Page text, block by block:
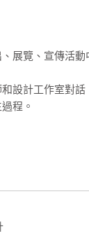
展覽、宣傳活
設計工作室對
程。
Studio（
台灣）
宋政傑（台灣）